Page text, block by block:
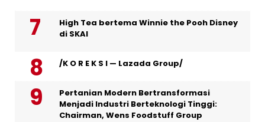
High Tea bertema Winnie the Pooh Disney
di SKAI
/K O R E K S I — Lazada Group/
Pertanian Modern Bertransformasi
Menjadi Industri Berteknologi Tinggi:
Chairman, Wens Foodstuff Group